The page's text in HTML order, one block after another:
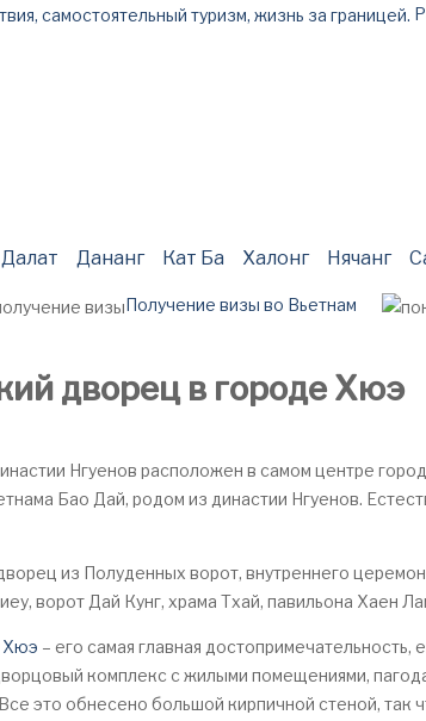
Далат Дананг Кат Ба Халонг Нячанг
Получение визы во Вьетнам
дворец в городе Хюэ
Нгуенов расположен в самом центре
Бао Дай, родом из династии Нгуенов.
из Полуденных ворот, внутреннего
ворот Дай Кунг, храма Тхай, павильона Хаен
Хюэ – его самая главная
комплекс с жилыми помещениями,
это обнесено большой кирпичной стеной, так